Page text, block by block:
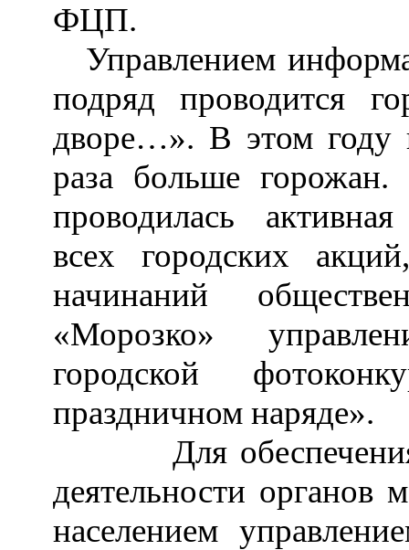
ФЦП.
Управлением
подряд проводится
дворе…». В этом году
раза больше
проводилась
всех городских
начинаний
«Морозко»
городской
праздничном наряде».
Для
деятельности органов
населением